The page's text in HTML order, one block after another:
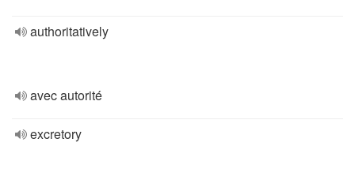
authoritatively
avec autorité
excretory